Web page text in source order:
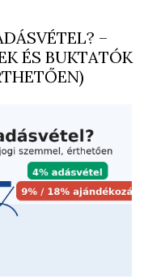
–
ÉS BUKTATÓK